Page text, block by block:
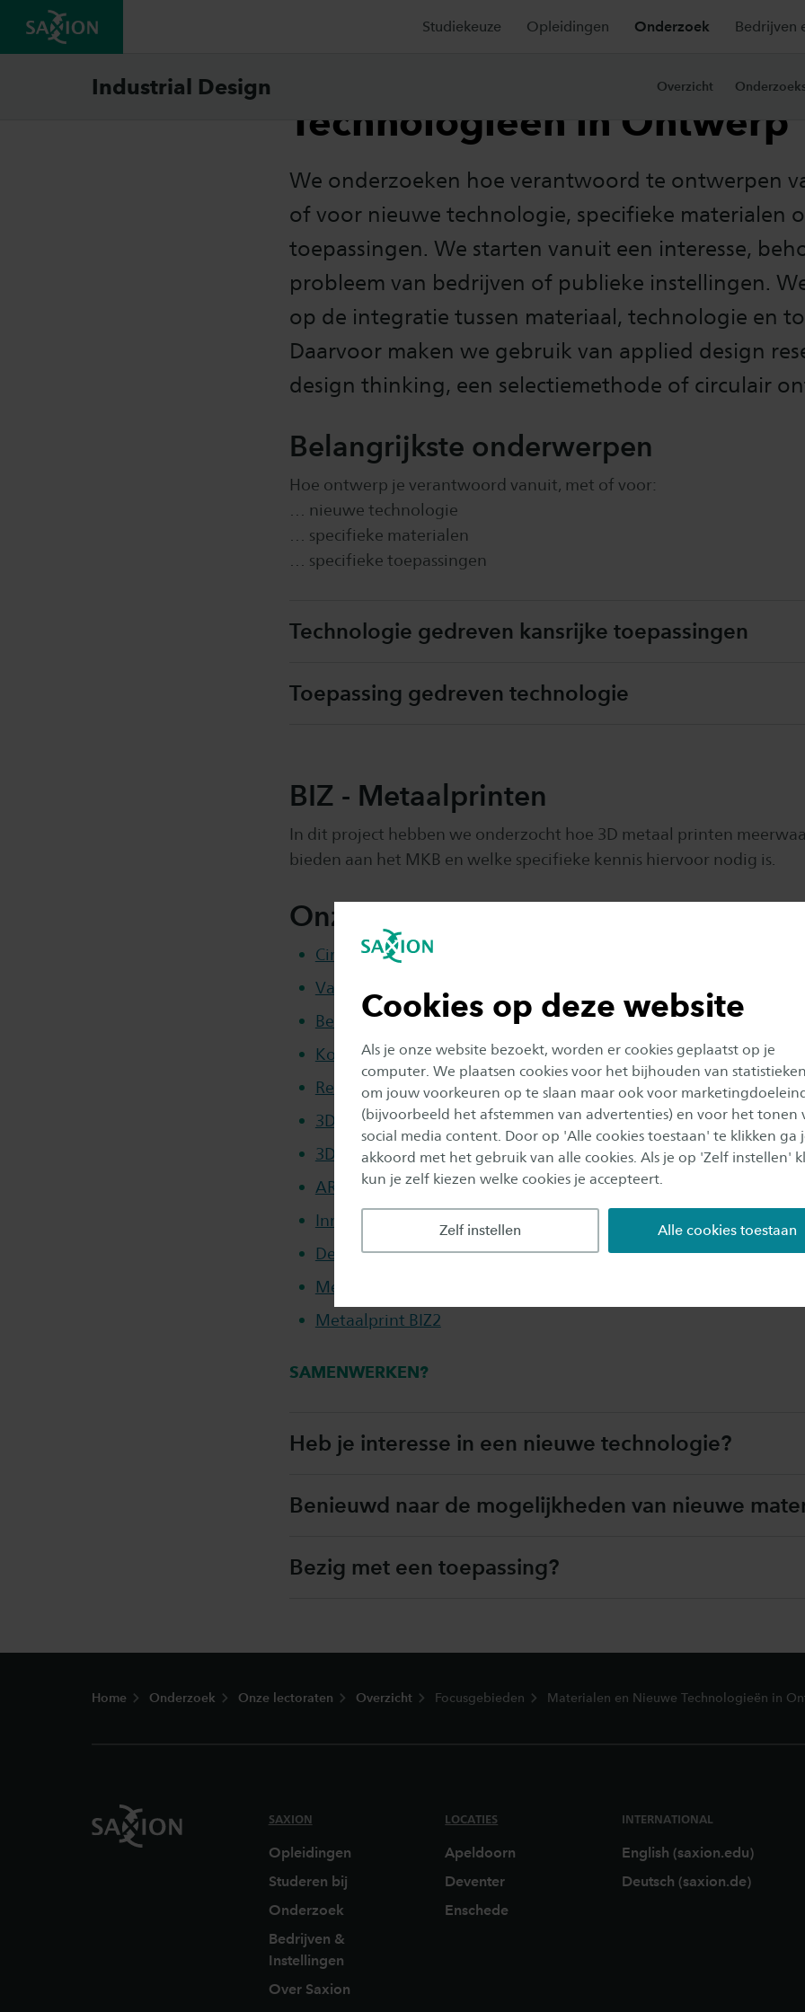
Cookies op deze website
Als je onze website bezoekt, worden er cookies geplaatst op je
computer. We plaatsen cookies voor het bijhouden van
om jouw voorkeuren op te slaan maar ook voor
(bijvoorbeeld het afstemmen van advertenties) en voor het tonen
social media content. Door op 'Alle cookies toestaan' te klikken ga
akkoord met het gebruik van alle cookies. Als je op 'Zelf instellen'
kun je zelf kiezen welke cookies je accepteert.
Zelf instellen Alle cookies toestaan
Studiekeuze Opleidingen Onderzoek Bedrijven
Industrial Design Overzicht
Materialen en Nieuwe
Technologieën in Ontwerp
We onderzoeken hoe verantwoord te ontwerpen
of voor nieuwe technologie, specifieke materialen
toepassingen. We starten vanuit een interesse,
probleem van bedrijven of publieke instellingen.
op de integratie tussen materiaal, technologie en
Daarvoor maken we gebruik van applied design
design thinking, een selectiemethode of circulair
Belangrijkste onderwerpen
Hoe ontwerp je verantwoord vanuit, met of voor:
… nieuwe technologie
… specifieke materialen
… specifieke toepassingen
Technologie gedreven kansrijke toepassingen
Toepassing gedreven technologie
BIZ - Metaalprinten
In dit project hebben we onderzocht hoe 3D metaal printen
bieden aan het MKB en welke specifieke kennis hiervoor nodig is.
Onze projecten
Circulaire timmerfabriek
Van recycling naar hergebruik in de installatiebranche
Betonprinten
Konkreter
Reciprocity
3D podotherapie
3D ZGT
AR in de zorg
Innovatief Materialen Plafform Twente
Designstrategieën circulair ontwerpen
Metaalprint BIZ
Metaalprint BIZ2
SAMENWERKEN?
Heb je interesse in een nieuwe technologie?
Benieuwd naar de mogelijkheden van nieuwe
Bezig met een toepassing?
Home Onderzoek Onze lectoraten Overzicht Focusgebieden Materialen en Nieuwe Technologieën in
SAXION
Opleidingen
Studeren bij
Onderzoek
Bedrijven &
Instellingen
Over Saxion
LOCATIES
Apeldoorn
Deventer
Enschede
INTERNATIONAL
English (saxion.edu)
Deutsch (saxion.de)